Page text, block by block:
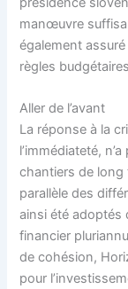
manœuvre
également
règles
Aller de l’avant
La réponse à la
l’immédiateté,
chantiers de long
parallèle des
ainsi été adoptés
financier
de cohésion,
pour